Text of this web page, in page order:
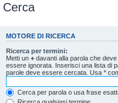
Cerca
MOTORE DI RICERCA
Ricerca per termini:
Metti un + davanti alla parola che
essere ignorata. Inserisci una lista di
parole deve essere cercata. Usa *
Cerca per parola o usa frase